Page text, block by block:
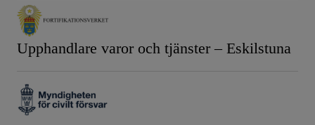
Upphandlare varor och tjänster – Eskilstuna